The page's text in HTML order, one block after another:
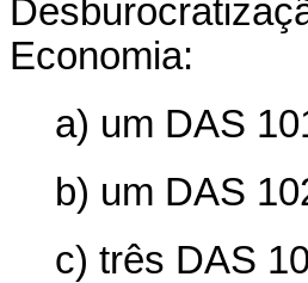
Economia:
a) um DAS
b) um DAS
c) três DAS